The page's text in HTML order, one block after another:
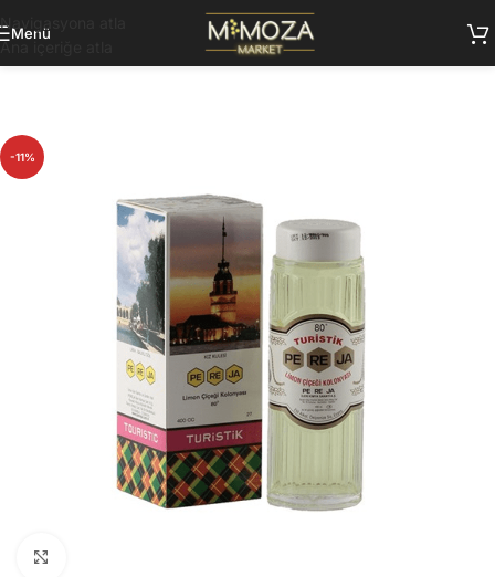
Navigasyona atla
Ana içeriğe atla
Menü
-11%